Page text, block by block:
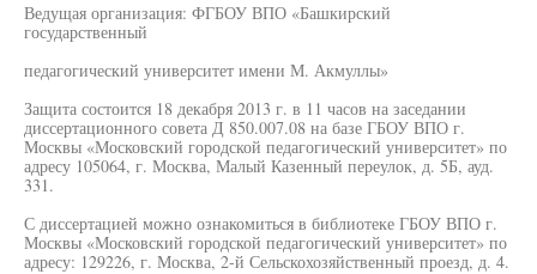
Ведущая организация: ФГБОУ ВПО «Башкирский
государственный
педагогический университет имени М. Акмуллы»
Защита состоится 18 декабря 2013 г. в 11 часов на заседании
диссертационного совета Д 850.007.08 на базе ГБОУ ВПО г.
Москвы «Московский городской педагогический университет» по
адресу 105064, г. Москва, Малый Казенный переулок, д. 5Б, ауд.
331.
С диссертацией можно ознакомиться в библиотеке ГБОУ ВПО г.
Москвы «Московский городской педагогический университет» по
адресу: 129226, г. Москва, 2-й Сельскохозяйственный проезд, д. 4.